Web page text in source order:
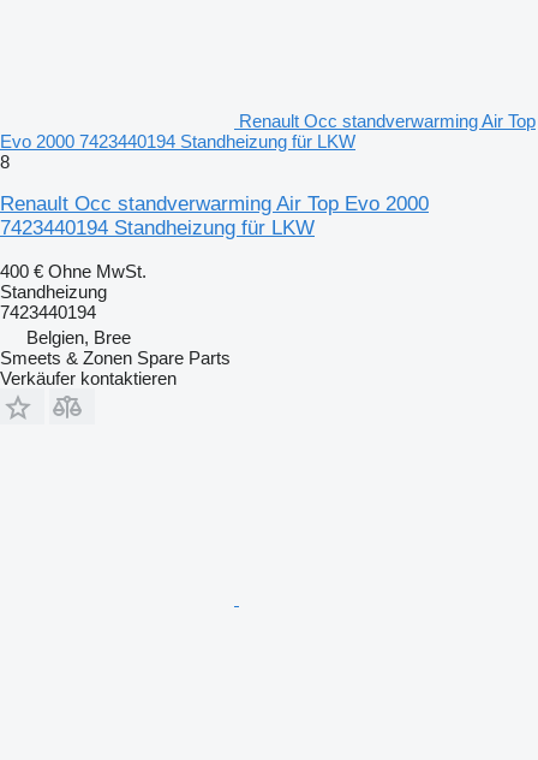
Renault Occ standverwarming Air Top
Evo 2000 7423440194 Standheizung für LKW
8
Renault Occ standverwarming Air Top Evo 2000
7423440194 Standheizung für LKW
400 € Ohne MwSt.
Standheizung
7423440194
Belgien, Bree
Smeets & Zonen Spare Parts
Verkäufer kontaktieren